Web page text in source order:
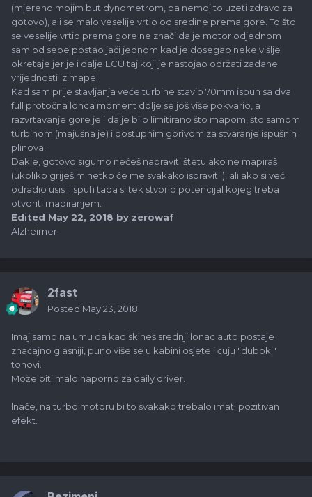
(mjereno mojim but dynometrom, pa nemoj to uzeti zdravo za
gotovo), ali se malo veselije vrtio od sredine prema gore. To što
se veselije vrtio prema gore ne znači da je motor odjednom
sam od sebe postao jači jednom kad je dosegao neke višlje
okretaje jer je i dalje ECU taj koji je nastojao održati zadane
vrijednosti iz mape.
Kad sam prije stavljanja veće turbine stavio 70mm ispuh sa dva
full protočna lonca moment dolje se još više pokvario, a
razvrtavanje gore je i dalje bilo limitirano što mapom, što samom
turbinom (majušna je) i dostupnim gorivom za stvaranje ispušnih
plinova.
Dakle, gotovo sigurno nećeš napraviti štetu ako ne mapiraš
(ukoliko griješim netko će me svakako ispraviti!), ali ako si već
odradio usis i ispuh tada si tek stvorio potencijal kojeg treba
otvoriti mapiranjem.
Edited May 22, 2018 by zerowaf
Alzheimer
2fast
Posted May 23, 2018
Imaj samo na umu da kad skineš srednji lonac auto postaje
značajno glasniji, puno više se u kabini osjete i čuju "duboki"
tonovi.
Može biti malo naporno za daily driver.
Inače, na turbo motoru bi to svakako trebalo imati pozitivan
efekt.